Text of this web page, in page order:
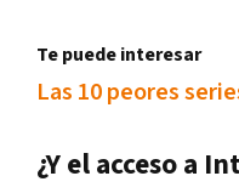
Te puede interesar
Las 10 peores
¿Y el acceso a